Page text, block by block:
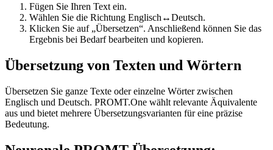
Fügen Sie Ihren Text ein.
Wählen Sie die Richtung Englisch↔Deutsch.
Klicken Sie auf „Übersetzen“. Anschließend können Sie das
Ergebnis bei Bedarf bearbeiten und kopieren.
Übersetzung von Texten und Wörtern
Übersetzen Sie ganze Texte oder einzelne Wörter zwischen
Englisch und Deutsch. PROMT.One wählt relevante Äquivalente
aus und bietet mehrere Übersetzungsvarianten für eine präzise
Bedeutung.